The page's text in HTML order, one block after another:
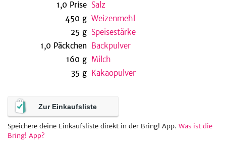
1,0 Prise Salz
450 g Weizenmehl
25 g Speisestärke
1,0 Päckchen Backpulver
160 g Milch
35 g Kakaopulver
Zur Einkaufsliste
Speichere deine Einkaufsliste direkt in der Bring! App. Was ist die
Bring! App?